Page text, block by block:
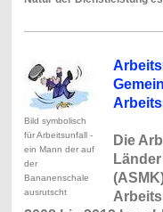
Bild symbolisch
für Arbeitsunfall -
ein Mann der auf
der
Bananenschale
ausrutscht
Die